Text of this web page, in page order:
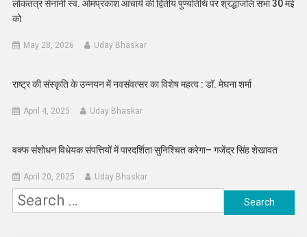
लोकतंत्र सेनानी स्व. ओमप्रकाश आचार्य की द्वितीय पुण्यतिथि पर श्रद्धांजलि सभा 30 मई
को
May 28, 2026 Uday Bhaskar
राष्ट्र की संस्कृति के उन्नयन में नवसंवत्सर का विशेष महत्व : डॉ. मेघना शर्मा
April 4, 2025 Uday Bhaskar
वक्फ संशोधन विधेयक संपत्तियों में पारदर्शिता सुनिश्चित करेगा– गजेंद्र सिंह शेखावत
April 20, 2025 Uday Bhaskar
Search